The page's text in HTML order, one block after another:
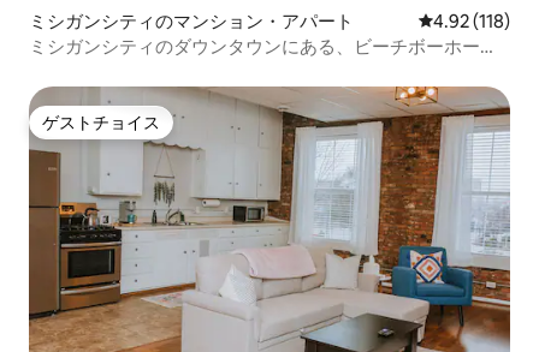
ミシガンシティのマンション・アパート レビュー118
4.92 (118)
ミシガンシティのダウンタウンにある、ビーチボーホーの
ゲストチョイス
ゲストチョイス